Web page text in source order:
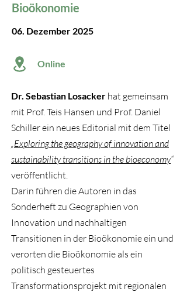
Bioökonomie
06. Dezember 2025
Online
Dr. Sebastian Losacker hat gemeinsam
mit Prof. Teis Hansen und Prof. Daniel
Schiller ein neues Editorial mit dem Titel
„Exploring the geography of innovation and
sustainability transitions in the bioeconomy“
veröffentlicht.
Darin führen die Autoren in das
Sonderheft zu Geographien von
Innovation und nachhaltigen
Transitionen in der Bioökonomie ein und
verorten die Bioökonomie als ein
politisch gesteuertes
Transformationsprojekt mit regionalen